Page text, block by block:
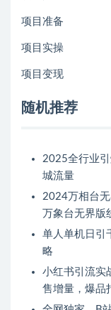
项目准备
项目实操
项目变现
随机推荐
2025全行业
城流量
2024万相台无
万象台无界版
单人单机日引
略
小红书引流实
售增量，爆品